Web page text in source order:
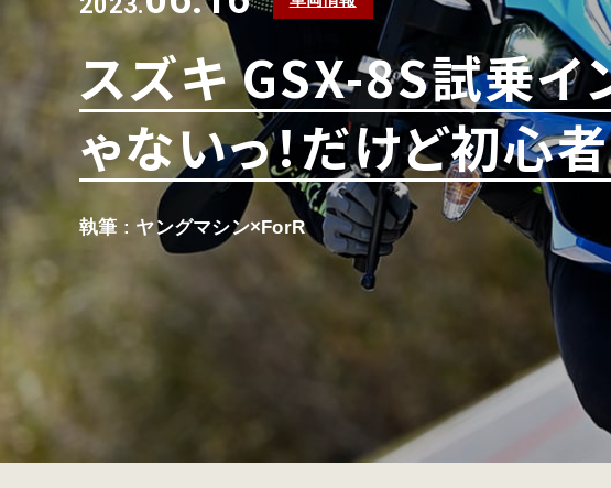
スズキ GSX-8S試乗イ
ゃないっ！だけど初心
執筆 : ヤングマシン×ForR